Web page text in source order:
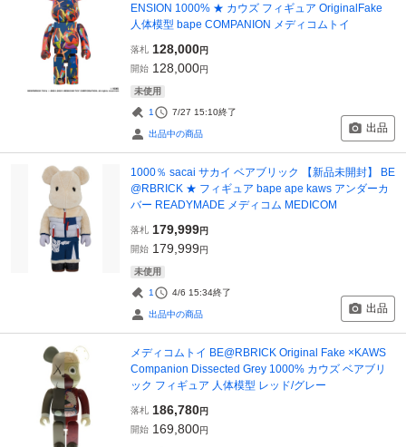
ENSION 1000% ★ カウズ フィギュア OriginalFake
人体模型 bape COMPANION メディコムトイ
落札 128,000円
開始 128,000円
未使用
1 7/27 15:10終了
出品中の商品 出品
1000％ sacai サカイ ベアブリック 【新品未開封】 BE
@RBRICK ★ フィギュア bape ape kaws アンダーカ
バー READYMADE メディコム MEDICOM
落札 179,999円
開始 179,999円
未使用
1 4/6 15:34終了
出品中の商品 出品
メディコムトイ BE@RBRICK Original Fake ×KAWS
Companion Dissected Grey 1000% カウズ ベアブリ
ック フィギュア 人体模型 レッド/グレー
落札 186,780円
開始 169,800円